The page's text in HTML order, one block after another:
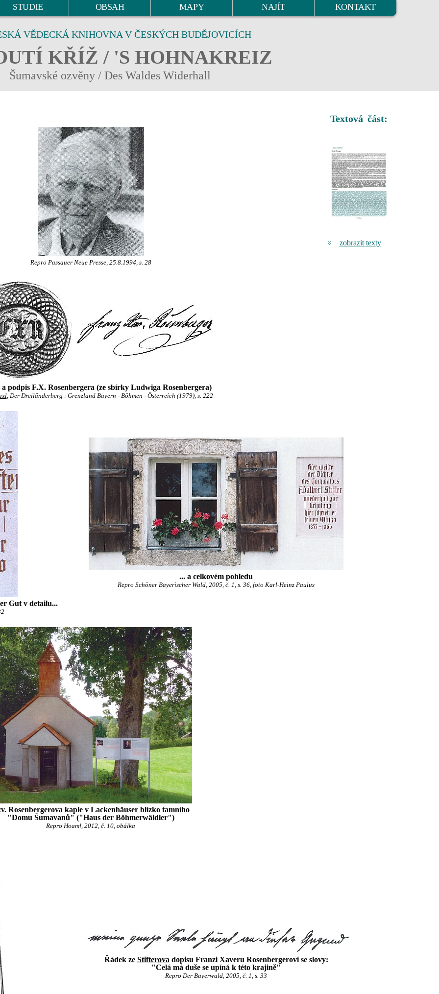
STUDIE OBSAH MAPY NAJÍT KONTAKT
VĚDECKÁ KNIHOVNA V ČESKÝCH BUDĚJOVICÍCH
KŘÍŽ / 'S HOHNAKREIZ
Šumavské ozvěny / Des Waldes Widerhall
Repro Passauer Neue Presse, 25.8.1994, s. 28
a podpis F.X. Rosenbergera (ze sbírky Ludwiga Rosenbergera)
, Der Dreiländerberg : Grenzland Bayern - Böhmen - Österreich (1979), s. 222
Gut v detailu...
... a celkovém pohledu
Repro Schöner Bayerischer Wald, 2005, č. 1, s. 36, foto Karl-Heinz Paulus
Rosenbergerova kaple v Lackenhäuser blízko tamního
"Domu Šumavanů" ("Haus der Böhmerwäldler")
Repro Hoam!, 2012, č. 10, obálka
Řádek ze Stifterova dopisu Franzi Xaveru Rosenbergerovi se slovy:
"Celá má duše se upíná k této krajině"
Repro Der Bayerwald, 2005, č. 1, s. 33
Textová část:
zobrazit texty